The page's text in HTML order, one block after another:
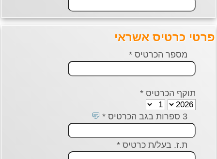
פרטי כרטיס אשראי
מספר הכרטיס *
תוקף הכרטיס *
3 ספרות בגב הכרטיס *
ת.ז. בעל/ת כרטיס *